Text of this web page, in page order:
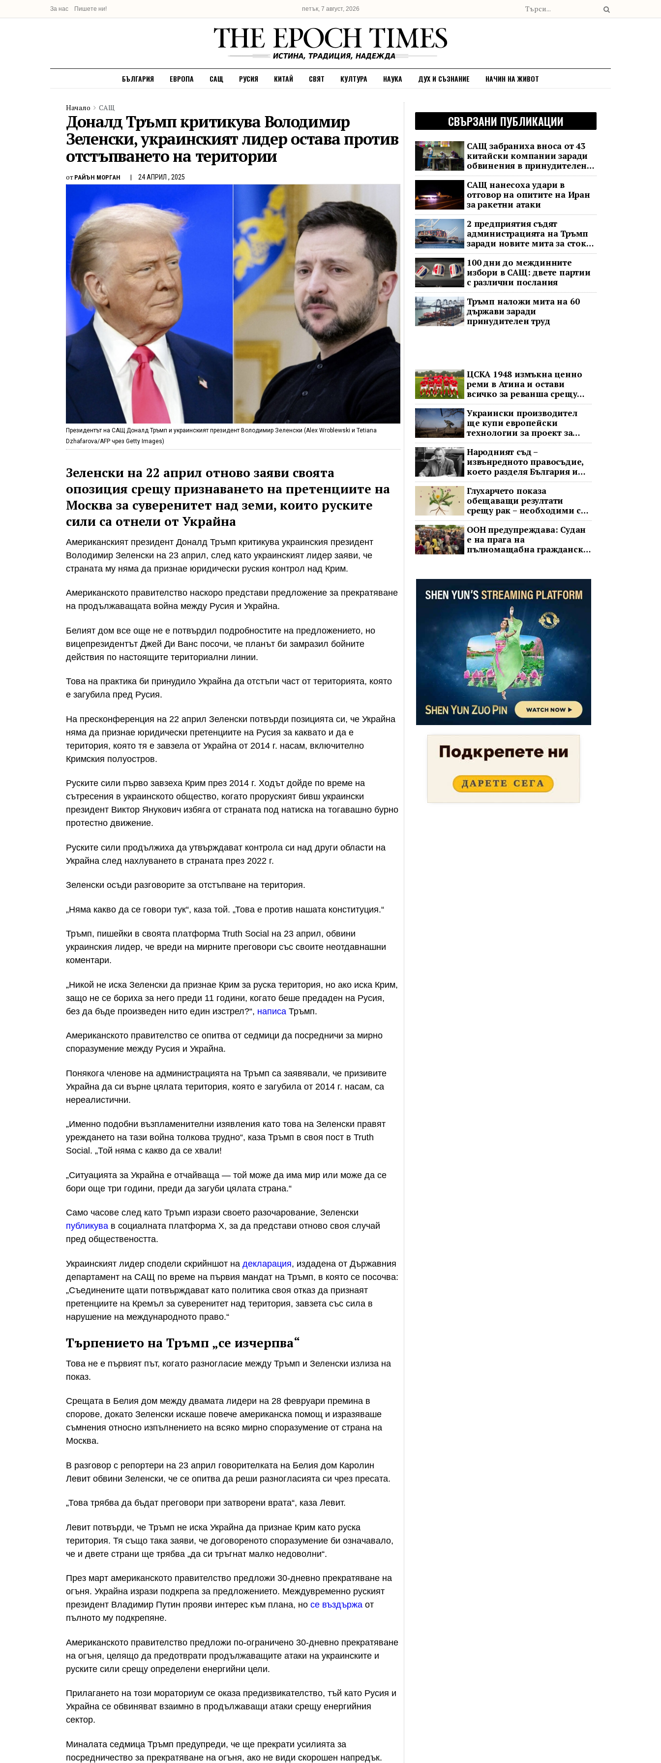
За нас Пишете ни! петък, 7 август, 2026
БЪЛГАРИЯ ЕВРОПА САЩ РУСИЯ КИТАЙ СВЯТ КУЛТУРА НАУКА ДУХ И СЪЗНАНИЕ НАЧИН НА ЖИВОТ
Начало САЩ
Доналд Тръмп критикува Володимир
Зеленски, украинският лидер остава против
отстъпването на територии
от РАЙЪН МОРГАН 24 АПРИЛ , 2025
Президентът на САЩ Доналд Тръмп и украинският президент Володимир Зеленски (Alex Wroblewski и Tetiana
Dzhafarova/AFP чрез Getty Images)
Зеленски на 22 април отново заяви своята
опозиция срещу признаването на претенциите на
Москва за суверенитет над земи, които руските
сили са отнели от Украйна
Американският президент Доналд Тръмп критикува украинския президент
Володимир Зеленски на 23 април, след като украинският лидер заяви, че
страната му няма да признае юридически руския контрол над Крим.
Американското правителство наскоро представи предложение за прекратяване
на продължаващата война между Русия и Украйна.
Белият дом все още не е потвърдил подробностите на предложението, но
вицепрезидентът Джей Ди Ванс посочи, че планът би замразил бойните
действия по настоящите териториални линии.
Това на практика би принудило Украйна да отстъпи част от територията, която
е загубила пред Русия.
На пресконференция на 22 април Зеленски потвърди позицията си, че Украйна
няма да признае юридически претенциите на Русия за каквато и да е
територия, която тя е завзела от Украйна от 2014 г. насам, включително
Кримския полуостров.
Руските сили първо завзеха Крим през 2014 г. Ходът дойде по време на
сътресения в украинското общество, когато проруският бивш украински
президент Виктор Янукович избяга от страната под натиска на тогавашно бурно
протестно движение.
Руските сили продължиха да утвърждават контрола си над други области на
Украйна след нахлуването в страната през 2022 г.
Зеленски осъди разговорите за отстъпване на територия.
„Няма какво да се говори тук“, каза той. „Това е против нашата конституция.“
Тръмп, пишейки в своята платформа Truth Social на 23 април, обвини
украинския лидер, че вреди на мирните преговори със своите неотдавнашни
коментари.
„Никой не иска Зеленски да признае Крим за руска територия, но ако иска Крим,
защо не се бориха за него преди 11 години, когато беше предаден на Русия,
без да бъде произведен нито един изстрел?“, написа Тръмп.
Американското правителство се опитва от седмици да посредничи за мирно
споразумение между Русия и Украйна.
Понякога членове на администрацията на Тръмп са заявявали, че призивите
Украйна да си върне цялата територия, която е загубила от 2014 г. насам, са
нереалистични.
„Именно подобни възпламенителни изявления като това на Зеленски правят
уреждането на тази война толкова трудно“, каза Тръмп в своя пост в Truth
Social. „Той няма с какво да се хвали!
„Ситуацията за Украйна е отчайваща — той може да има мир или може да се
бори още три години, преди да загуби цялата страна.“
Само часове след като Тръмп изрази своето разочарование, Зеленски
публикува в социалната платформа X, за да представи отново своя случай
пред обществеността.
Украинският лидер сподели скрийншот на декларация, издадена от Държавния
департамент на САЩ по време на първия мандат на Тръмп, в която се посочва:
„Съединените щати потвърждават като политика своя отказ да признаят
претенциите на Кремъл за суверенитет над територия, завзета със сила в
нарушение на международното право.“
Търпението на Тръмп „се изчерпва“
Това не е първият път, когато разногласие между Тръмп и Зеленски излиза на
показ.
Срещата в Белия дом между двамата лидери на 28 февруари премина в
спорове, докато Зеленски искаше повече американска помощ и изразяваше
съмнения относно изпълнението на всяко мирно споразумение от страна на
Москва.
В разговор с репортери на 23 април говорителката на Белия дом Каролин
Левит обвини Зеленски, че се опитва да реши разногласията си чрез пресата.
„Това трябва да бъдат преговори при затворени врата“, каза Левит.
Левит потвърди, че Тръмп не иска Украйна да признае Крим като руска
територия. Тя също така заяви, че договореното споразумение би означавало,
че и двете страни ще трябва „да си тръгнат малко недоволни“.
През март американското правителство предложи 30-дневно прекратяване на
огъня. Украйна изрази подкрепа за предложението. Междувременно руският
президент Владимир Путин прояви интерес към плана, но се въздържа от
пълното му подкрепяне.
Американското правителство предложи по-ограничено 30-дневно прекратяване
на огъня, целящо да предотврати продължаващите атаки на украинските и
руските сили срещу определени енергийни цели.
Прилагането на този мораториум се оказа предизвикателство, тъй като Русия и
Украйна се обвиняват взаимно в продължаващи атаки срещу енергийния
сектор.
Миналата седмица Тръмп предупреди, че ще прекрати усилията за
посредничество за прекратяване на огъня, ако не види скорошен напредък.
СВЪРЗАНИ ПУБЛИКАЦИИ
САЩ забраниха вноса от 43
китайски компании заради
обвинения в принудителен
труд
САЩ нанесоха удари в
отговор на опитите на Иран
за ракетни атаки
2 предприятия съдят
администрацията на Тръмп
заради новите мита за стоки
с принудителен труд
100 дни до междинните
избори в САЩ: двете партии
с различни послания
Тръмп наложи мита на 60
държави заради
принудителен труд
ЦСКА 1948 измъкна ценно
реми в Атина и остави
всичко за реванша срещу
Панатинайкос
Украински производител
ще купи европейски
технологии за проект за
противоракетна отбрана
Народният съд –
извънредното правосъдие,
което разделя България и
днес
Глухарчето показа
обещаващи резултати
срещу рак – необходими са
изпитания с хора
ООН предупреждава: Судан
е на прага на
пълномащабна гражданска